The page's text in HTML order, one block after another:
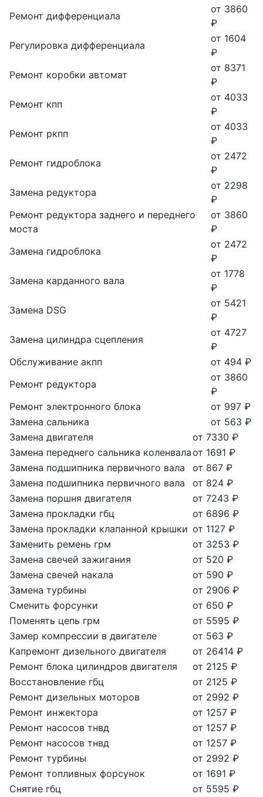
Ремонт дифференциала
от 3860
₽
Регулировка дифференциала
от 1604
₽
Ремонт коробки автомат
от 8371
₽
Ремонт кпп
от 4033
₽
Ремонт ркпп
от 4033
₽
Ремонт гидроблока
от 2472
₽
Замена редуктора
от 2298
₽
Ремонт редуктора заднего и переднего
моста
от 3860
₽
Замена гидроблока
от 2472
₽
Замена карданного вала
от 1778
₽
Замена DSG
от 5421
₽
Замена цилиндра сцепления
от 4727
₽
Обслуживание акпп
от 494 ₽
Ремонт редуктора
от 3860
₽
Ремонт электронного блока
от 997 ₽
Замена сальника
от 563 ₽
Замена двигателя
от 7330 ₽
Замена переднего сальника коленвалаот 1691 ₽
Замена подшипника первичного вала
от 867 ₽
Замена подшипника первичного вала
от 824 ₽
Замена поршня двигателя
от 7243 ₽
Замена прокладки гбц
от 6896 ₽
Замена прокладки клапанной крышки от 1127 ₽
Заменить ремень грм
от 3253 ₽
Замена свечей зажигания
от 520 ₽
Замена свечей накала
от 590 ₽
Замена турбины
от 2906 ₽
Сменить форсунки
от 650 ₽
Поменять цепь грм
от 5595 ₽
Замер компрессии в двигателе
от 563 ₽
Капремонт дизельного двигателя
от 26414 ₽
Ремонт блока цилиндров двигателя
от 2125 ₽
Восстановление гбц
от 2125 ₽
Ремонт дизельных моторов
от 2992 ₽
Ремонт инжектора
от 1257 ₽
Ремонт насосов тнвд
от 1257 ₽
Ремонт насосов тнвд
от 1257 ₽
Ремонт турбины
от 2992 ₽
Ремонт топливных форсунок
от 1691 ₽
Снятие гбц
от 5595 ₽